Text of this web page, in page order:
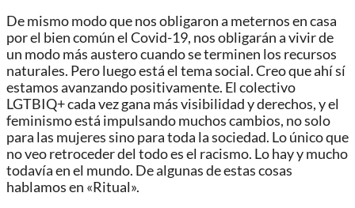
De mismo modo que nos obligaron a meternos en casa
por el bien común el Covid-19, nos obligarán a vivir de
un modo más austero cuando se terminen los recursos
naturales. Pero luego está el tema social. Creo que ahí sí
estamos avanzando positivamente. El colectivo
LGTBIQ+ cada vez gana más visibilidad y derechos, y el
feminismo está impulsando muchos cambios, no solo
para las mujeres sino para toda la sociedad. Lo único que
no veo retroceder del todo es el racismo. Lo hay y mucho
todavía en el mundo. De algunas de estas cosas
hablamos en «Ritual».